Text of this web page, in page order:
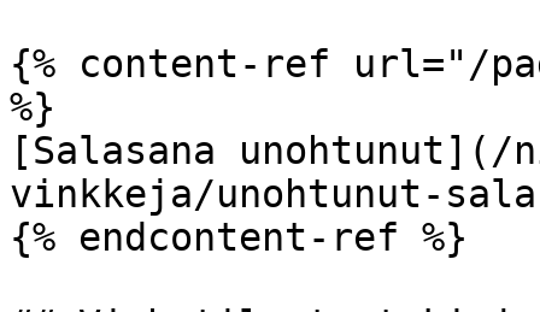
{% content-ref url="/
%}
[Salasana
vinkkeja/unohtunut-
{% endcontent-ref %}